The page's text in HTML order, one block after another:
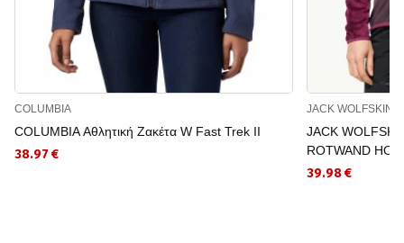
COLUMBIA
COLUMBIA Αθλητική Ζακέτα W Fast Trek II
38.97 €
JACK WOLFSKIN
JACK
ROTWAND
39.98 €